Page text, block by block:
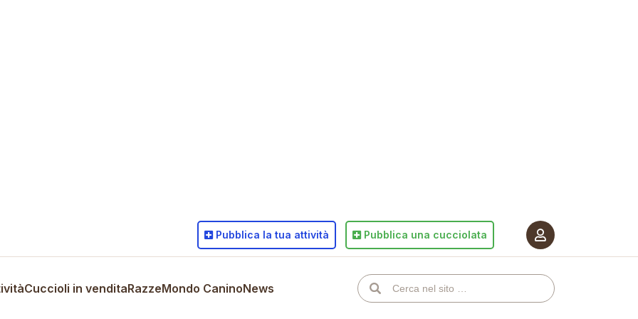
Cuccioli in venditaRazzeMondo CaninoNews
Pubblica la tua attività Pubblica una cucciolata